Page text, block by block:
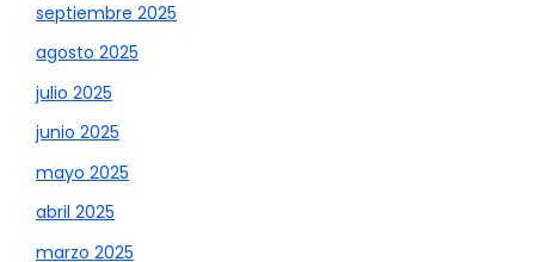
septiembre 2025
agosto 2025
julio 2025
junio 2025
mayo 2025
abril 2025
marzo 2025